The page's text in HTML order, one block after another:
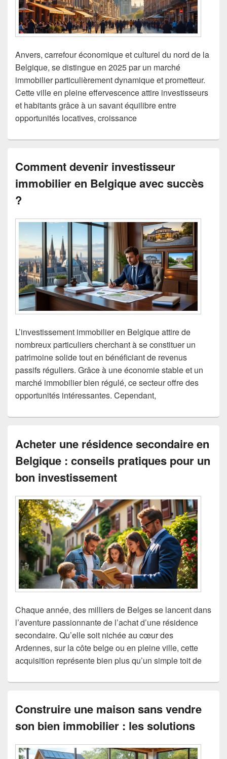
Anvers, carrefour économique et culturel du nord de la
Belgique, se distingue en 2025 par un marché
immobilier particulièrement dynamique et prometteur.
Cette ville en pleine effervescence attire investisseurs
et habitants grâce à un savant équilibre entre
opportunités locatives, croissance
Comment devenir investisseur
immobilier en Belgique avec succès
?
L’investissement immobilier en Belgique attire de
nombreux particuliers cherchant à se constituer un
patrimoine solide tout en bénéficiant de revenus
passifs réguliers. Grâce à une économie stable et un
marché immobilier bien régulé, ce secteur offre des
opportunités intéressantes. Cependant,
Acheter une résidence secondaire en
Belgique : conseils pratiques pour un
bon investissement
Chaque année, des milliers de Belges se lancent dans
l’aventure passionnante de l’achat d’une résidence
secondaire. Qu’elle soit nichée au cœur des
Ardennes, sur la côte belge ou en pleine ville, cette
acquisition représente bien plus qu’un simple toit de
Construire une maison sans vendre
son bien immobilier : les solutions